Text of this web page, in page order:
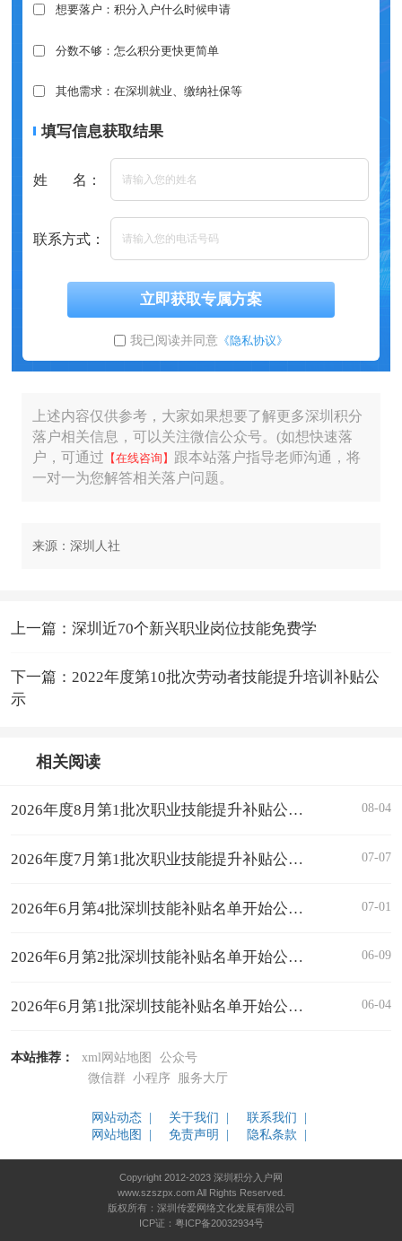
想要落户：积分入户什么时候申请
分数不够：怎么积分更快更简单
其他需求：在深圳就业、缴纳社保等
填写信息获取结果
姓 名：
联系方式：
立即获取专属方案
我已阅读并同意 《隐私协议》
上述内容仅供参考，大家如果想要了解更多深圳积分
落户相关信息，可以关注微信公众号。(如想快速落
户，可通过 【在线咨询】 跟本站落户指导老师沟通，将
一对一为您解答相关落户问题。
来源：深圳人社
上一篇：深圳近70个新兴职业岗位技能免费学
下一篇：2022年度第10批次劳动者技能提升培训补贴公
示
相关阅读
2026年度8月第1批次职业技能提升补贴公示！最高可领取4680元！ 08-04
2026年度7月第1批次职业技能提升补贴公示！最高可领取4680元！ 07-07
2026年6月第4批深圳技能补贴名单开始公示！最高可领取4680元！ 07-01
2026年6月第2批深圳技能补贴名单开始公示！最高可领取2000元！ 06-09
2026年6月第1批深圳技能补贴名单开始公示！最高可领取4680元！ 06-04
本站推荐： xml网站地图
公众号
微信群 小程序 服务大厅
网站动态 | 关于我们 |
联系我们 |
网站地图 |
免责声明 | 隐私条款 |
Copyright 2012-2023 深圳积分入户网
www.szszpx.com All Rights Reserved.
版权所有：深圳传爱网络文化发展有限公司
ICP证：粤ICP备20032934号